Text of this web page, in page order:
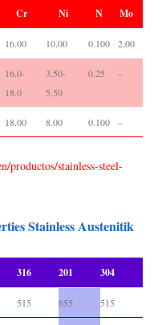
Cr Ni N Mo
16.00 10.00 0.100 2.00
16.0-
18.0
3.50-
5.50
0.25 –
18.00 8.00 0.100 –
productos/stainless-steel-
Stainless Austenitik
316 201 304
515 655 515